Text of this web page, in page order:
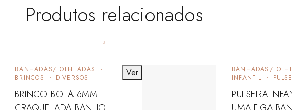
Produtos relacionados
BANHADAS/FOLHEADAS
BRINCOS
DIVERSOS
BRINCO BOLA 6MM
BANHADAS/
INFANTIL
PULSEIRA
Ver